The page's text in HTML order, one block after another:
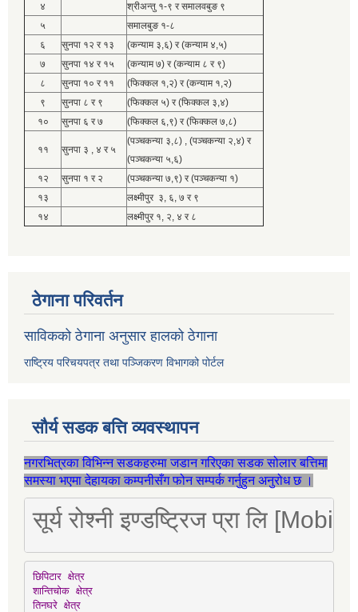
४
श्रीअन्तु १-९ र समालवबुङ ९
५
समालबुङ १-८
६
सुनपा १२ र १३
(कन्याम ३,६) र (कन्याम ४,५)
७
सुनपा १४ र १५
(कन्याम ७) र (कन्याम ८ र ९)
८
सुनपा १० र ११
(फिक्कल १,२) र (कन्याम १,२)
९
सुनपा ८ र ९
(फिक्कल ५) र (फिक्कल ३,४)
१०
सुनपा ६ र ७ (फिक्कल ६,९) र (फिक्कल ७,८)
११ सुनपा ३ , ४ र ५
(पञ्चकन्या ३,८) , (पञ्चकन्या २,४) र
(पञ्चकन्या ५,६)
१२
सुनपा १ र २
(पञ्चकन्या ७,९) र (पञ्चकन्या १)
१३
लक्ष्मीपुर ३, ६, ७ र ९
१४
लक्ष्मीपुर १, २, ४ र ८
ठेगाना परिवर्तन
साविकको ठेगाना अनुसार हालको ठेगाना
राष्ट्रिय परिचयपत्र तथा पञ्जिकरण विभागको पोर्टल
सौर्य सडक बत्ति व्यवस्थापन
नगरभित्रका विभिन्न सडकहरुमा जडान गरिएका सडक सोलार बत्तिमा
समस्या भएमा देहायका कम्पनीसँग फोन सम्पर्क गर्नुहुन अनुरोध छ ।
सूर्य रोश्नी इण्डष्ट्रिज प्रा लि
छिपिटार क्षेत्र
शान्तिचोक क्षेत्र
तिनघरे क्षेत्र